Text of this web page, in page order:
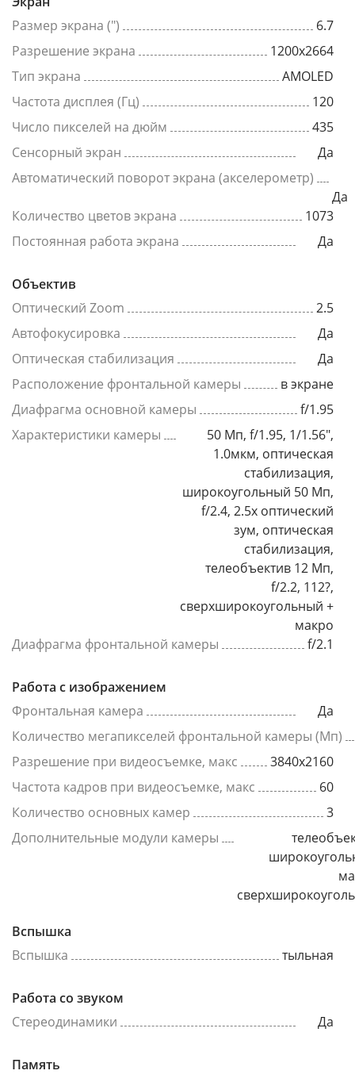
Размер экрана (")
6.7
Разрешение экрана
1200x2664
Тип экрана
AMOLED
Частота дисплея (Гц)
120
Число пикселей на дюйм
435
Сенсорный экран
Да
Автоматический поворот экрана (акселерометр)
Да
Количество цветов экрана
1073
Постоянная работа экрана
Да
Объектив
Оптический Zoom
2.5
Автофокусировка
Да
Оптическая стабилизация
Да
Расположение фронтальной камеры
в экране
Диафрагма основной камеры
f/1.95
Характеристики камеры
50 Мп, f/1.95, 1/1.56",
1.0мкм, оптическая
стабилизация,
широкоугольный 50 Мп,
f/2.4, 2.5x оптический
зум, оптическая
стабилизация,
телеобъектив 12 Мп,
f/2.2, 112?,
сверхширокоугольный +
макро
Диафрагма фронтальной камеры
f/2.1
Работа с изображением
Фронтальная камера
Да
Количество мегапикселей фронтальной камеры (Мп)
Разрешение при видеосъемке, макс
3840x2160
Частота кадров при видеосъемке, макс
60
Количество основных камер
3
Дополнительные модули камеры
Вспышка
Вспышка
тыльная
Работа со звуком
Стереодинамики
Да
Память